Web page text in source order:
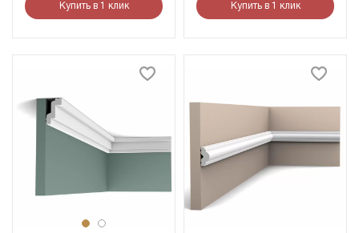
Купить в 1 клик Купить в 1 клик